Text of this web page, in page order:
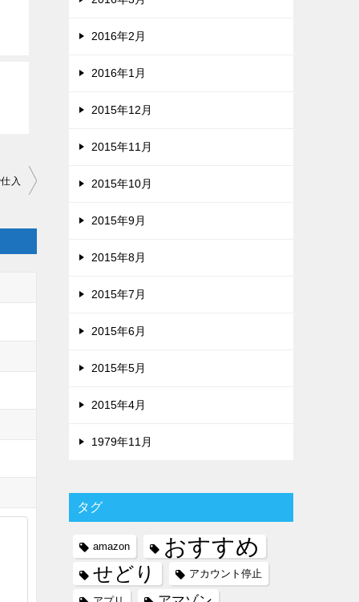
入
2016年2月
2016年1月
2015年12月
2015年11月
2015年10月
2015年9月
2015年8月
2015年7月
2015年6月
2015年5月
2015年4月
1979年11月
タグ
amazon おすすめ
せどり アカウント停止